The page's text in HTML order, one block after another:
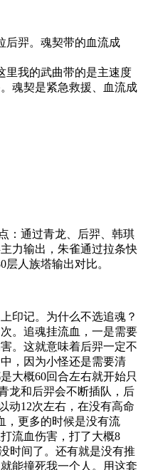
后羿。魂契带的血流成
里我的武曲带的是主速度
魂契是紧急救援、血流成
：通过青龙、后羿、韩琪
力输出，朱雀通过拉条快
人族塔输出对比。
印记。为什么不选追魂？
。追魂挂流血，一是需要
。这就意味着后羿一定不
，因为小怪还是需要清
大概60回合左右就开始只
龙和后羿会不断插队，后
动12次左右，在没有高命
，更多的时候是没有流
流血伤害，打了大概8
时间了。还有就是没有推
能撞死我一个人。用这套